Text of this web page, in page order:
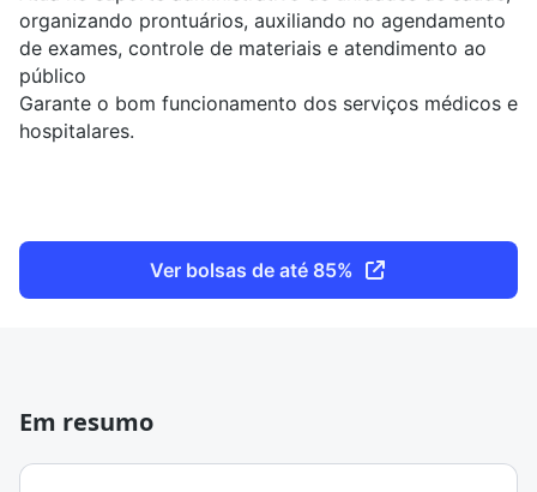
organizando prontuários, auxiliando no agendamento
de exames, controle de materiais e atendimento ao
público
Garante o bom funcionamento dos serviços médicos e
hospitalares.
Ver bolsas de até 85%
Em resumo